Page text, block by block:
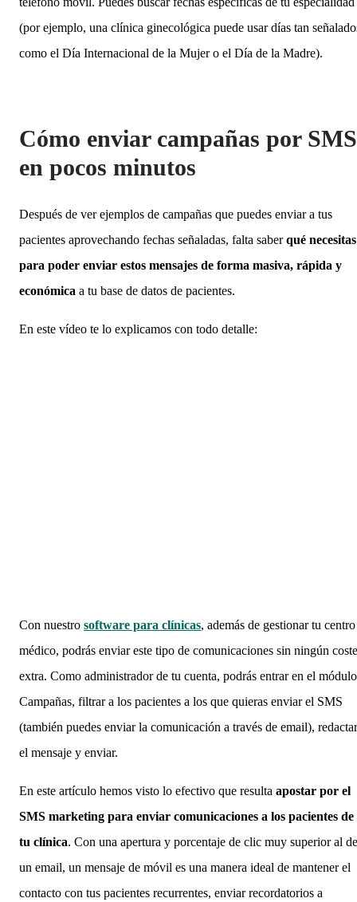
(por ejemplo, una clínica ginecológica puede usar días tan
como el Día Internacional de la Mujer o el Día de la Madre).
Cómo enviar campañas por SMS
en pocos minutos
Después de ver ejemplos de campañas que puedes enviar a tus
pacientes aprovechando fechas señaladas, falta saberqué necesitas
para poder enviar estos mensajes de forma masiva, rápida y
económica a tu base de datos de pacientes.
En este vídeo te lo explicamos con todo detalle:
Con nuestro software para clínicas, además de gestionar tu centro
médico, podrás enviar este tipo de comunicaciones sin ningún coste
extra. Como administrador de tu cuenta, podrás entrar en el módulo
Campañas, filtrar a los pacientes a los que quieras enviar el SMS
(también puedes enviar la comunicación a través de email), redactar
el mensaje y enviar.
En este artículo hemos visto lo efectivo que resulta apostar por el
SMS marketing para enviar comunicaciones a los pacientes de
tu clínica. Con una apertura y porcentaje de clic muy superior al de
un email, un mensaje de móvil es una manera ideal de mantener el
contacto con tus pacientes recurrentes, enviar recordatorios a